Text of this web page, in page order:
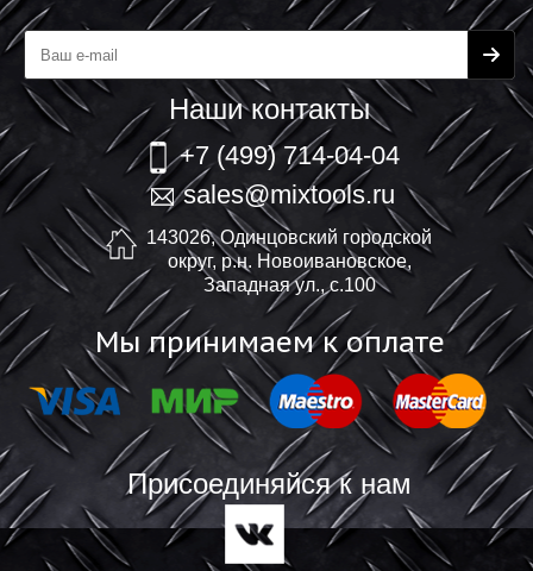
Наши контакты
+7 (499) 714-04-04
sales@mixtools.ru
143026, Одинцовский городской
округ, р.н. Новоивановское,
Западная ул., с.100
Мы принимаем к оплате
Присоединяйся к нам